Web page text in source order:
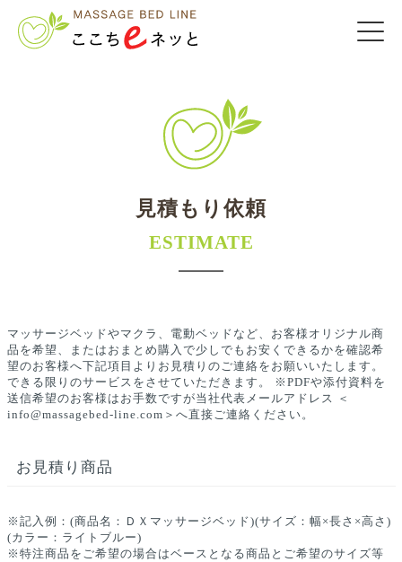
見積もり依頼
ESTIMATE
マッサージベッドやマクラ、電動ベッドなど、お客様オリジナル商
品を希望、またはおまとめ購入で少しでもお安くできるかを確認希
望のお客様へ下記項目よりお見積りのご連絡をお願いいたします。
できる限りのサービスをさせていただきます。 ※PDFや添付資料を
送信希望のお客様はお手数ですが当社代表メールアドレス ＜
info@massagebed-line.com＞へ直接ご連絡ください。
お見積り商品
※記入例：(商品名：ＤＸマッサージベッド)(サイズ：幅×長さ×高さ)
(カラー：ライトブルー)
※特注商品をご希望の場合はベースとなる商品とご希望のサイズ等